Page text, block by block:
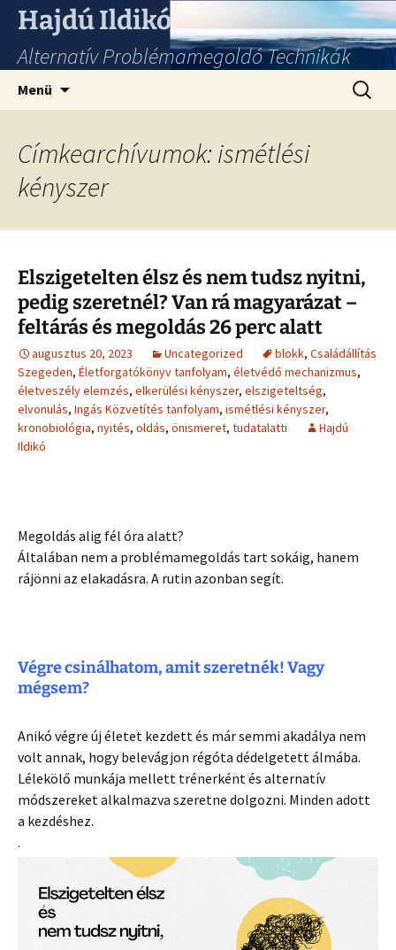
Hajdú Ildikó
Alternatív Problémamegoldó Technikák
Menü
Címkearchívumok: ismétlési
kényszer
Elszigetelten élsz és nem tudsz nyitni,
pedig szeretnél? Van rá magyarázat –
feltárás és megoldás 26 perc alatt
augusztus 20, 2023 Uncategorized blokk, Családállítás
Szegeden, Életforgatókönyv tanfolyam, életvédő mechanizmus,
életveszély elemzés, elkerülési kényszer, elszigeteltség,
elvonulás, Ingás Közvetítés tanfolyam, ismétlési kényszer,
kronobiológia, nyités, oldás, önismeret, tudatalatti
Hajdú
Ildikó
Megoldás alig fél óra alatt?
Általában nem a problémamegoldás tart sokáig, hanem
rájönni az elakadásra. A rutin azonban segít.
Végre csinálhatom, amit szeretnék! Vagy
mégsem?
Anikó végre új életet kezdett és már semmi akadálya nem
volt annak, hogy belevágjon régóta dédelgetett álmába.
Lélekölő munkája mellett trénerként és alternatív
módszereket alkalmazva szeretne dolgozni. Minden adott
a kezdéshez.
.